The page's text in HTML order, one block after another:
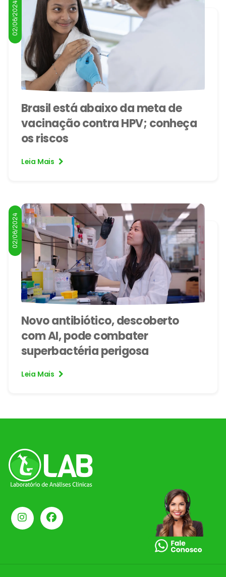
02/06/2024
Brasil está abaixo da meta de
vacinação contra HPV; conheça
os riscos
Leia Mais
02/06/2024
Novo antibiótico, descoberto
com AI, pode combater
superbactéria perigosa
Leia Mais